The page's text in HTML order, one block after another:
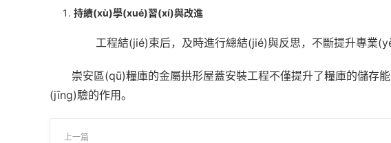
持續(xù)學(xué)習(xí)與改進
工程結(jié)束后，及時進行總結(jié)與反思，不斷提升專業
崇安區(qū)糧庫的金屬拱形屋蓋安裝工程不僅提升了糧庫的儲存
(jīng)驗的作用。
上一篇